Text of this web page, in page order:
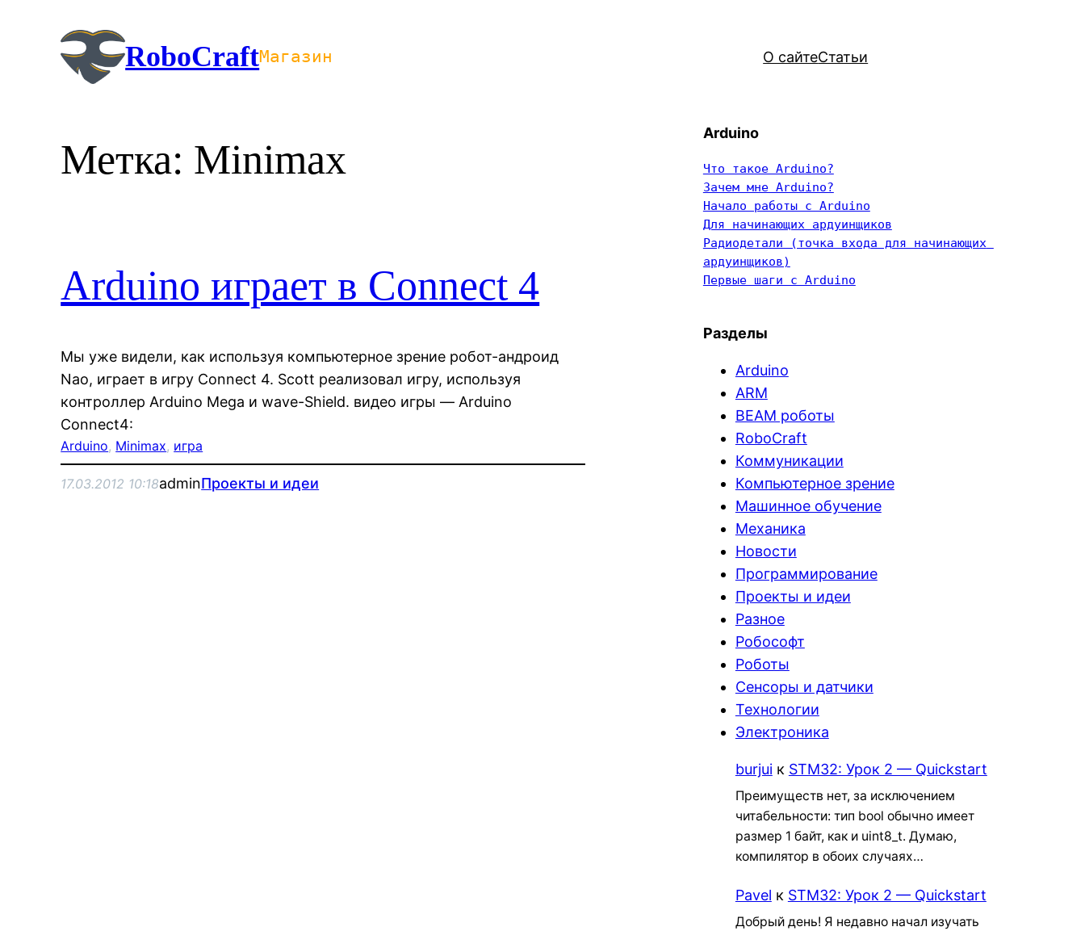
содержимому
RoboCraftМагазин О сайтеСтатьи
Метка: Minimax
Arduino играет в Connect 4
Мы уже видели, как используя компьютерное зрение робот-андроид
Nao, играет в игру Connect 4. Scott реализовал игру, используя
контроллер Arduino Mega и wave-Shield. видео игры — Arduino
Connect4:
Arduino, Minimax, игра
17.03.2012 10:18adminПроекты и идеи
Arduino
Что такое Arduino?
Зачем мне Arduino?
Начало работы с Arduino
Для начинающих ардуинщиков
Радиодетали (точка входа для начинающих
ардуинщиков)
Первые шаги с Arduino
Разделы
Arduino
ARM
BEAM роботы
RoboCraft
Коммуникации
Компьютерное зрение
Машинное обучение
Механика
Новости
Программирование
Проекты и идеи
Разное
Робософт
Роботы
Сенсоры и датчики
Технологии
Электроника
burjuiк STM32: Урок 2 — Quickstart
Преимуществ нет, за исключением
читабельности: тип bool обычно имеет
размер 1 байт, как и uint8_t. Думаю,
компилятор в обоих случаях…
Pavel к STM32: Урок 2 — Quickstart
Добрый день! Я недавно начал изучать